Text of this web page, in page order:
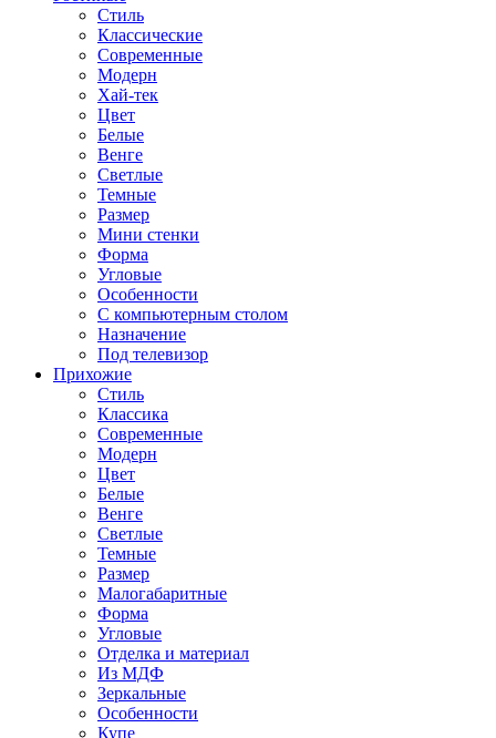
Стиль
Классические
Современные
Модерн
Хай-тек
Цвет
Белые
Венге
Светлые
Темные
Размер
Мини стенки
Форма
Угловые
Особенности
С компьютерным столом
Назначение
Под телевизор
Прихожие
Стиль
Классика
Современные
Модерн
Цвет
Белые
Венге
Светлые
Темные
Размер
Малогабаритные
Форма
Угловые
Отделка и материал
Из МДФ
Зеркальные
Особенности
Купе